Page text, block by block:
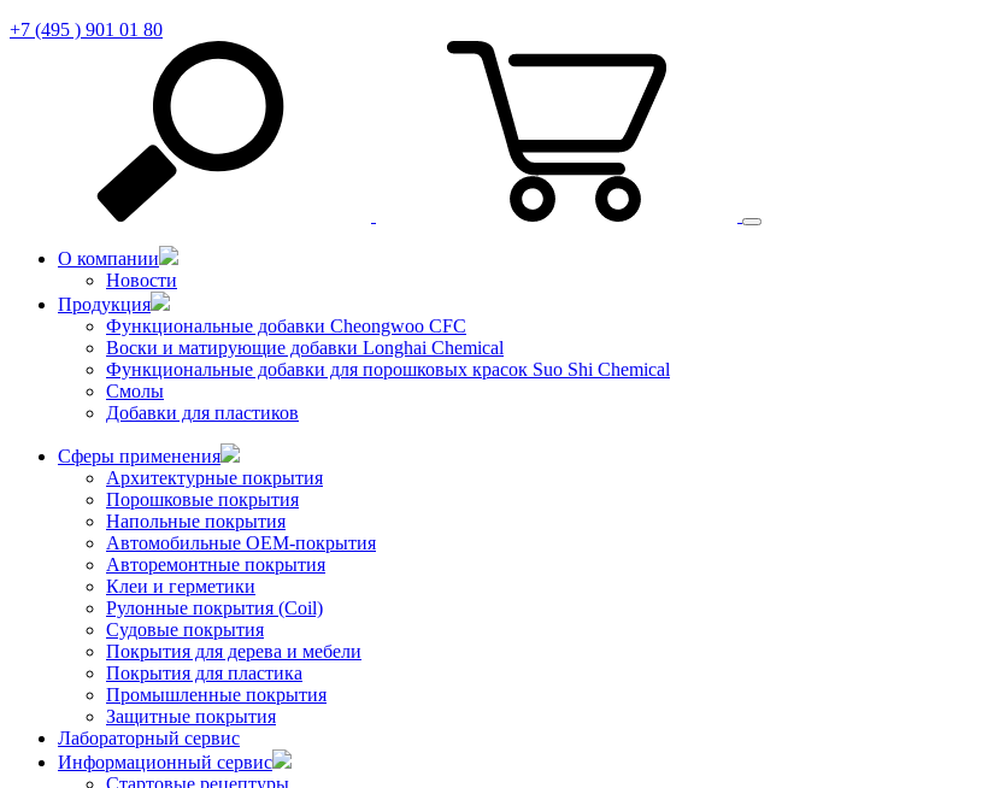
+7 (495 ) 901 01 80
О компании
Новости
Продукция
Функциональные добавки Cheongwoo СFC
Воски и матирующие добавки Longhai Chemical
Функциональные добавки для порошковых красок Suo Shi Chemical
Смолы
Добавки для пластиков
Сферы применения
Архитектурные покрытия
Порошковые покрытия
Напольные покрытия
Автомобильные ОЕМ-покрытия
Авторемонтные покрытия
Клеи и герметики
Рулонные покрытия (Coil)
Судовые покрытия
Покрытия для дерева и мебели
Покрытия для пластика
Промышленные покрытия
Защитные покрытия
Лабораторный сервис
Информационный сервис
Стартовые рецептуры